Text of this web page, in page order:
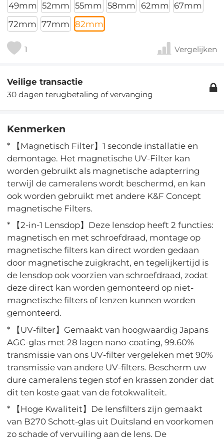
49mm 52mm 55mm 58mm 62mm 67mm
72mm 77mm 82mm
1 Vergelijken
Veilige transactie
30 dagen terugbetaling of vervanging
Kenmerken
* 【Magnetisch Filter】1 seconde installatie en
demontage. Het magnetische UV-Filter kan
worden gebruikt als magnetische adapterring
terwijl de cameralens wordt beschermd, en kan
ook worden gebruikt met andere K&F Concept
magnetische Filters.
* 【2-in-1 Lensdop】Deze lensdop heeft 2 functies:
magnetisch en met schroefdraad, montage op
magnetische filters kan direct worden gedaan
door magnetische zuigkracht, en tegelijkertijd is
de lensdop ook voorzien van schroefdraad, zodat
deze direct kan worden gemonteerd op niet-
magnetische filters of lenzen kunnen worden
gemonteerd.
* 【UV-filter】Gemaakt van hoogwaardig Japans
AGC-glas met 28 lagen nano-coating, 99.60%
transmissie van ons UV-filter vergeleken met 90%
transmissie van andere UV-filters. Bescherm uw
dure cameralens tegen stof en krassen zonder dat
dit ten koste gaat van de fotokwaliteit.
* 【Hoge Kwaliteit】De lensfilters zijn gemaakt
van B270 Schott-glas uit Duitsland en voorkomen
zo schade of vervuiling aan de lens. De